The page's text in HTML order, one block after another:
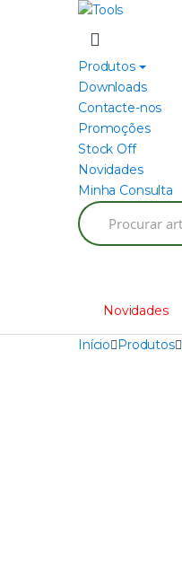
Produtos
Downloads
Contacte-nos
Promoções
Stock Off
Novidades
Minha Consulta
Search
for:
Novidades
Início Produtos